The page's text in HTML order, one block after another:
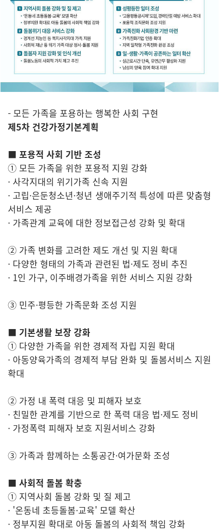
- 모든 가족을 포용하는 행복한 사회 구현
제5차 건강가정기본계획
■ 포용적 사회 기반 조성
① 모든 가족을 위한 포용적 지원 강화
· 사각지대의 위기가족 신속 지원
· 고립·은둔청소년·청년 생애주기적 특성에 따른 맞춤형
서비스 제공
· 가족관계 교육에 대한 정보접근성 강화 및 확대
② 가족 변화를 고려한 제도 개선 및 지원 확대
· 다양한 형태의 가족과 관련된 법·제도 정비 추진
· 1인 가구, 이주배경가족을 위한 서비스 지원 강화
③ 민주·평등한 가족문화 조성 지원
■ 기본생활 보장 강화
① 다양한 가족을 위한 경제적 자립 지원 확대
· 아동양육가족의 경제적 부담 완화 및 돌봄서비스 지원
확대
② 가정 내 폭력 대응 및 피해자 보호
· 친밀한 관계를 기반으로 한 폭력 대응 법·제도 정비
· 가정폭력 피해자 보호 지원서비스 강화
③ 가족과 함께하는 소통공간·여가문화 조성
■ 사회적 돌봄 확충
① 지역사회 돌봄 강화 및 질 제고
· '온동네 초등돌봄·교육' 모델 확산
· 정부지원 확대로 아동 돌봄의 사회적 책임 강화